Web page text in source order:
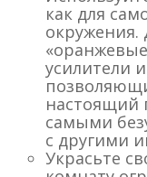
как для
окружения.
усилители
настоящий
самыми
с другими
Украсьте